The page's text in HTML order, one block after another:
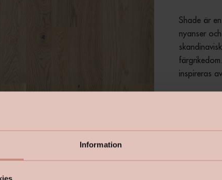
Information
Shade är
nyanser
inspireras